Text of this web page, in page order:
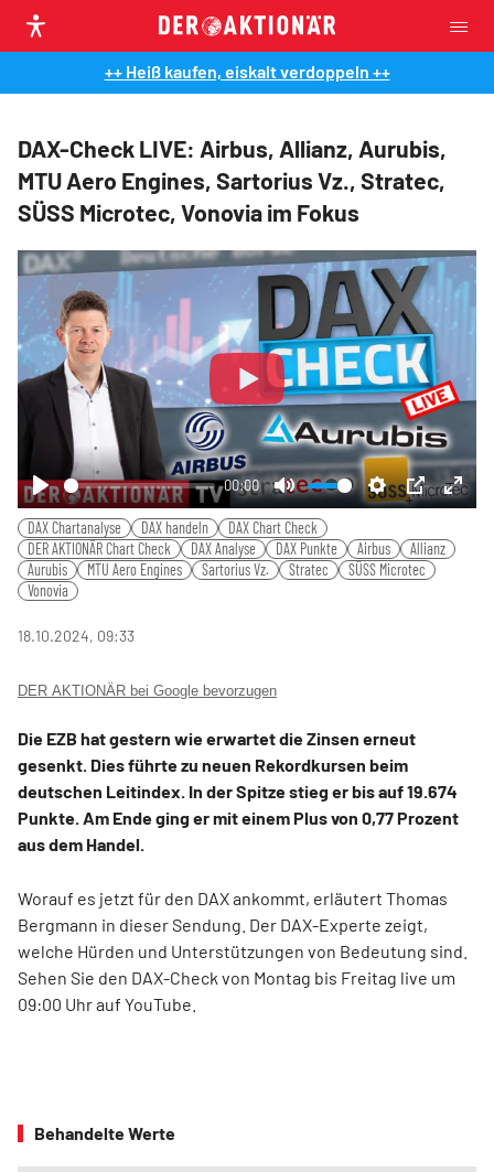
++ Heiß kaufen, eiskalt verdoppeln ++
DAX-Check LIVE: Airbus, Allianz, Aurubis,
MTU Aero Engines, Sartorius Vz., Stratec,
SÜSS Microtec, Vonovia im Fokus
Play
00:00
Mute Settings
PIP
Play
DAX Chartanalyse DAX handeln
DAX Chart Check
DER AKTIONÄR Chart Check
DAX Analyse DAX Punkte Airbus
Allianz
Aurubis
MTU Aero Engines Sartorius Vz. Stratec
SÜSS Microtec
Vonovia
18.10.2024, 09:33
DER AKTIONÄR bei Google bevorzugen
Die EZB hat gestern wie erwartet die Zinsen erneut
gesenkt. Dies führte zu neuen Rekordkursen beim
deutschen Leitindex. In der Spitze stieg er bis auf 19.674
Punkte. Am Ende ging er mit einem Plus von 0,77 Prozent
aus dem Handel.
Worauf es jetzt für den DAX ankommt, erläutert Thomas
Bergmann in dieser Sendung. Der DAX-Experte zeigt,
welche Hürden und Unterstützungen von Bedeutung sind.
Sehen Sie den DAX-Check von Montag bis Freitag live um
09:00 Uhr auf YouTube.
Behandelte Werte